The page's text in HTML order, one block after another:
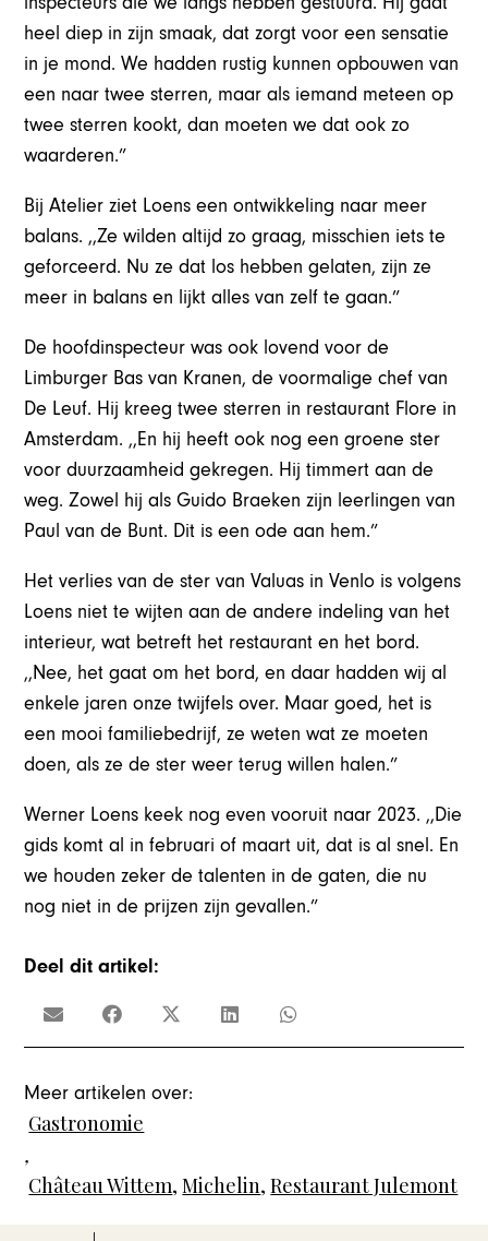
heel diep in zijn smaak, dat zorgt voor een sensatie
in je mond. We hadden rustig kunnen opbouwen van
een naar twee sterren, maar als iemand meteen op
twee sterren kookt, dan moeten we dat ook zo
waarderen.”
Bij Atelier ziet Loens een ontwikkeling naar meer
balans. ,,Ze wilden altijd zo graag, misschien iets te
geforceerd. Nu ze dat los hebben gelaten, zijn ze
meer in balans en lijkt alles van zelf te gaan.”
De hoofdinspecteur was ook lovend voor de
Limburger Bas van Kranen, de voormalige chef van
De Leuf. Hij kreeg twee sterren in restaurant Flore in
Amsterdam. ,,En hij heeft ook nog een groene ster
voor duurzaamheid gekregen. Hij timmert aan de
weg. Zowel hij als Guido Braeken zijn leerlingen van
Paul van de Bunt. Dit is een ode aan hem.”
Het verlies van de ster van Valuas in Venlo is volgens
Loens niet te wijten aan de andere indeling van het
interieur, wat betreft het restaurant en het bord.
,,Nee, het gaat om het bord, en daar hadden wij al
enkele jaren onze twijfels over. Maar goed, het is
een mooi familiebedrijf, ze weten wat ze moeten
doen, als ze de ster weer terug willen halen.”
Werner Loens keek nog even vooruit naar 2023. ,,Die
gids komt al in februari of maart uit, dat is al snel. En
we houden zeker de talenten in de gaten, die nu
nog niet in de prijzen zijn gevallen.”
Deel dit artikel:
Meer artikelen over:
Gastronomie
,
Château Wittem,Michelin,Restaurant Julemont